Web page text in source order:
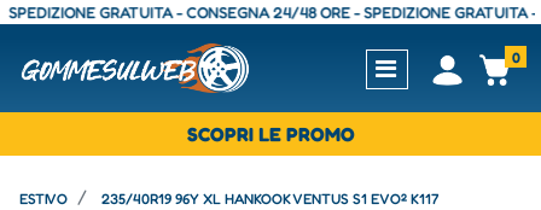
GRATUITA - CONSEGNA 24/48 ORE - SPEDIZIONE GRATUITA -
Open0
SCOPRI LE PROMO
ESTIVO 235/40R19 96Y XL HANKOOK VENTUS S1 EVO² K117